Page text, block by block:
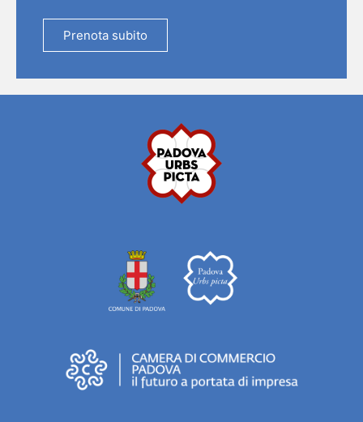
Prenota subito